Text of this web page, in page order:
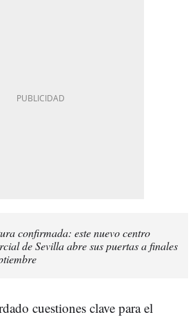
confirmada: este nuevo centro
de Sevilla abre sus puertas a finales
cuestiones clave para el